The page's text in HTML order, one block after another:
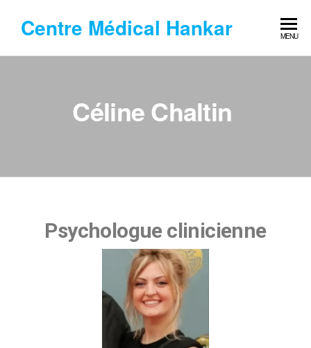
Centre Médical Hankar MENU
Céline Chaltin
Psychologue clinicienne